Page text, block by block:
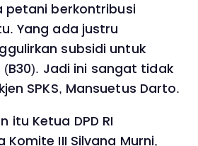
petani berkontribusi
Yang ada justru
subsidi untuk
Jadi ini sangat tidak
SPKS, Mansuetus Darto.
itu Ketua DPD RI
III Silvana Murni,